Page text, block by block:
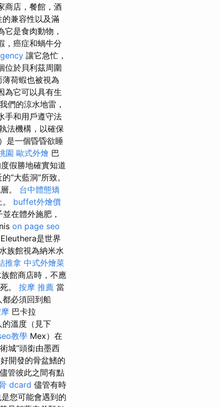
商店，餐館，酒
兼容性以及滿
是食肉動物，
，癌症和蝸牛分
讓它急忙，
位於貝利茲周圍
荷蝦也被視為
為它可以具有生
們的涼水地雷，
手和用戶遵守法
法機構，以確保
是一個昏昏欲睡
園 歐式外燴 巴
假勝地確實知道
“大藍洞”所致。
。 台中體態矯
buffet外燴價
在體外施肥，
on page seo
是世界
族館視為納米水
推拿 中式外燴菜
館商店時，不應
。 按摩 推薦 當
必須回到船
巴卡拉
的溫度（見下
教學 Mex）在
城”頭銜由墨西
開發的骨盆鰭的
儘管彼此之間有點
dcard 儘管有時
您可能會遇到的